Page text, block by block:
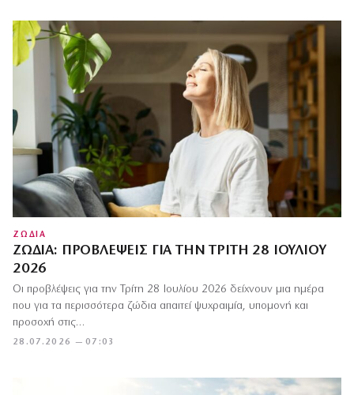
ΖΩΔΙΑ
ΖΏΔΙΑ: ΠΡΟΒΛΈΨΕΙΣ ΓΙΑ ΤΗΝ ΤΡΊΤΗ 28 ΙΟΥΛΊΟΥ
2026
28.07.2026 — 07:03
Οι προβλέψεις για την Τρίτη 28 Ιουλίου 2026 δείχνουν μια ημέρα
που για τα περισσότερα ζώδια απαιτεί ψυχραιμία, υπομονή και
προσοχή στις…